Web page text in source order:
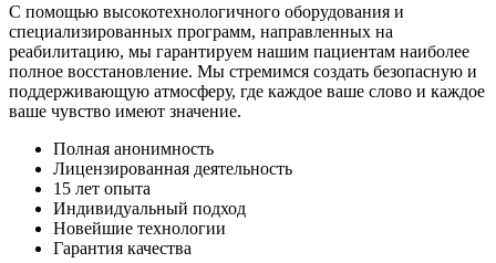
С помощью высокотехнологичного оборудования и
специализированных программ, направленных на
реабилитацию, мы гарантируем нашим пациентам наиболее
полное восстановление. Мы стремимся создать безопасную и
поддерживающую атмосферу, где каждое ваше слово и каждое
ваше чувство имеют значение.
Полная анонимность
Лицензированная деятельность
15 лет опыта
Индивидуальный подход
Новейшие технологии
Гарантия качества